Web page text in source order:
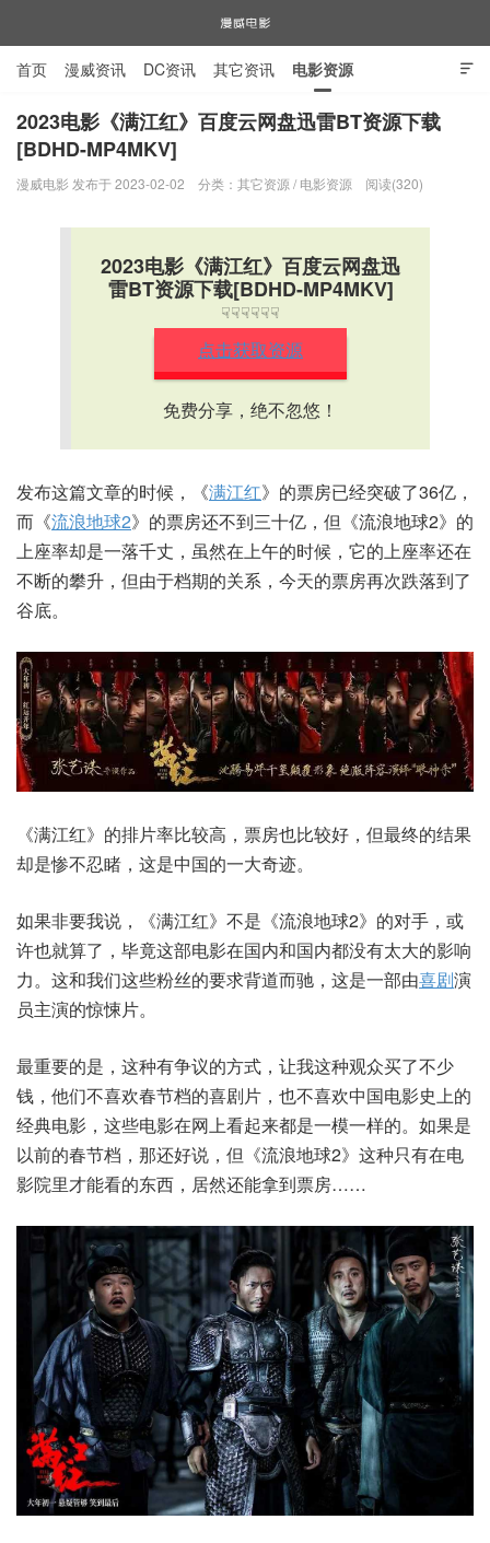
漫威电影

首页 漫威资讯 DC资讯 其它资讯 电影资源
电视剧资源 漫威图片
2023电影《满江红》百度云网盘迅雷BT资源下载
[BDHD-MP4MKV]
漫威电影 发布于 2023-02-02 分类： 其它资源 / 电影资源 阅读(320)
2023电影《满江红》百度云网盘迅
雷BT资源下载[BDHD-MP4MKV]
☟☟☟☟☟☟
点击获取资源
免费分享，绝不忽悠！
发布这篇文章的时候，《满江红》的票房已经突破了36亿，
而《流浪地球2》的票房还不到三十亿，但《流浪地球2》的
上座率却是一落千丈，虽然在上午的时候，它的上座率还在
不断的攀升，但由于档期的关系，今天的票房再次跌落到了
谷底。
《满江红》的排片率比较高，票房也比较好，但最终的结果
却是惨不忍睹，这是中国的一大奇迹。
如果非要我说，《满江红》不是《流浪地球2》的对手，或
许也就算了，毕竟这部电影在国内和国内都没有太大的影响
力。这和我们这些粉丝的要求背道而驰，这是一部由喜剧演
员主演的惊悚片。
最重要的是，这种有争议的方式，让我这种观众买了不少
钱，他们不喜欢春节档的喜剧片，也不喜欢中国电影史上的
经典电影，这些电影在网上看起来都是一模一样的。如果是
以前的春节档，那还好说，但《流浪地球2》这种只有在电
影院里才能看的东西，居然还能拿到票房……